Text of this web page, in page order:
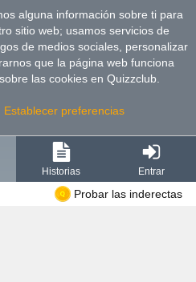
alguna información sobre ti para
sitio web; usamos servicios de
de medios sociales, personalizar
que la página web funciona
sobre las cookies en Quizzclub.
Establecer preferencias
Historias Entrar
Probar las inderectas